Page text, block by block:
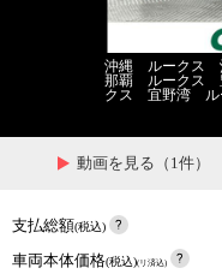
沖縄 ルークス
那覇 ルークス
クス 宜野湾 ル
動画を見る（1件）
支払総額(税込)
車両本体価格(税込)(リ済込)